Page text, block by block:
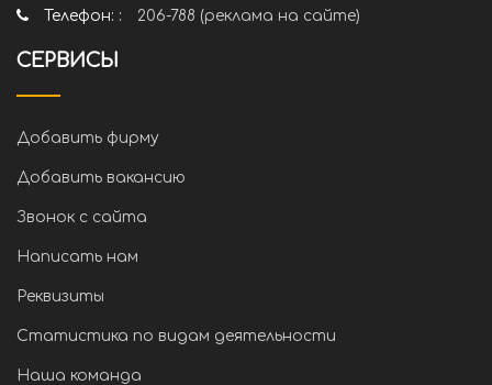
Телефон: :
206-788 (реклама на сайте)
СЕРВИСЫ
Добавить фирму
Добавить вакансию
Звонок с сайта
Написать нам
Реквизиты
Статистика по видам деятельности
Наша команда